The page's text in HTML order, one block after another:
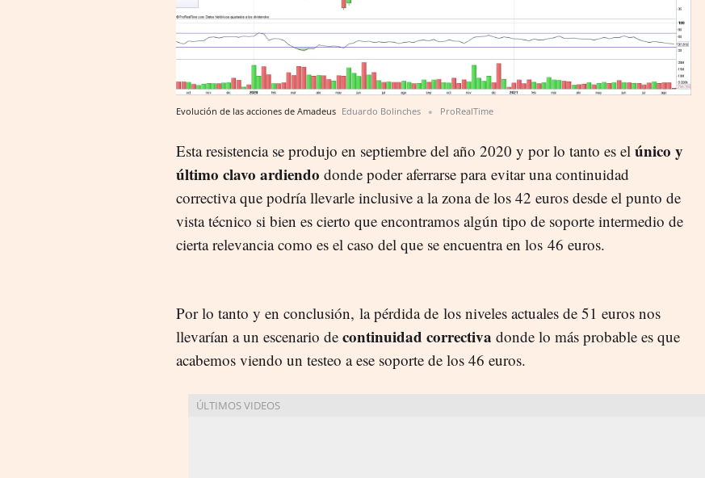
Evolución de las acciones de Amadeus Eduardo Bolinches ProRealTime
Esta resistencia se produjo en septiembre del año 2020 y por lo tanto es el único y
último clavo ardiendo donde poder aferrarse para evitar una continuidad
correctiva que podría llevarle inclusive a la zona de los 42 euros desde el punto de
vista técnico si bien es cierto que encontramos algún tipo de soporte intermedio de
cierta relevancia como es el caso del que se encuentra en los 46 euros.
Por lo tanto y en conclusión, la pérdida de los niveles actuales de 51 euros nos
llevarían a un escenario de continuidad correctiva donde lo más probable es que
acabemos viendo un testeo a ese soporte de los 46 euros.